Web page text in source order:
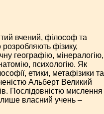
вчений, філософ та
фізику,
географію, мінералогію,
психологію. Як
етики, метафізики та
Альберт Великий
Послідовністю мислення
власний учень –